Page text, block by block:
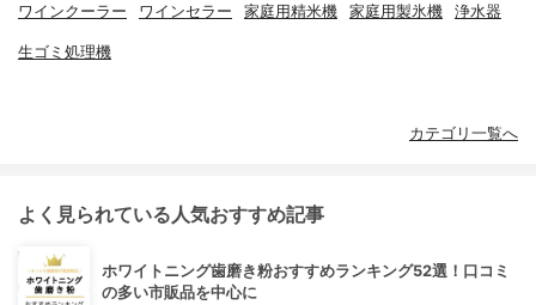
ワインクーラー ワインセラー 家庭用精米機 家庭用製氷機 浄水器
生ゴミ処理機
カテゴリ一覧へ
よく見られている人気おすすめ記事
ホワイトニング歯磨き粉おすすめランキング52選！口コミ
の多い市販品を中心に